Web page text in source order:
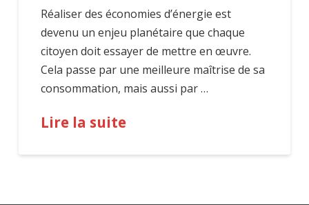
Réaliser des économies d’énergie est
devenu un enjeu planétaire que chaque
citoyen doit essayer de mettre en œuvre.
Cela passe par une meilleure maîtrise de sa
consommation, mais aussi par …
Lire la suite